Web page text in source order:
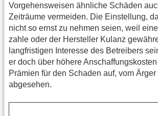
Vorgehensweisen ähnliche Schäden
Zeiträume vermeiden. Die Einstellung,
nicht so ernst zu nehmen seien, weil
zahle oder der Hersteller Kulanz
langfristigen Interesse des Betreibers
er doch über höhere
Prämien für den Schaden auf, vom
abgesehen.